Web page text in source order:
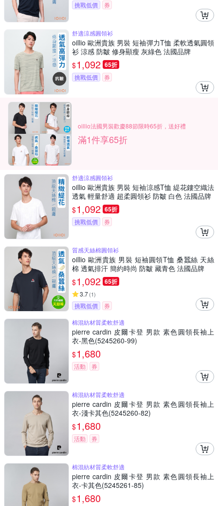
挑戰低價 券
舒適涼感圓領衫
oillio 歐洲貴族 男裝 短袖彈力T恤 柔軟透氣圓領
衫 涼感 防皺 修身顯瘦 灰綠色 法國品牌
$1,092 65折
挑戰低價 券
oillio法國男裝歡慶88節限時65折，送好禮
滿1件享65折
舒適涼感圓領衫
oillio 歐洲貴族 男裝 短袖涼感T恤 緹花鏤空織法
透氣 輕量舒適 超柔圓領衫 防皺 白色 法國品牌
$1,092 65折
挑戰低價 券
質感天絲棉圓領衫
oillio 歐洲貴族 男裝 短袖圓領T恤 桑蠶絲 天絲
棉 透氣排汗 簡約時尚 防皺 藏青色 法國品牌
$1,092 65折
3.7(1)
挑戰低價
券
棉混紡材質柔軟舒適
pierre cardin 皮爾卡登 男款 素色圓領長袖上
衣-黑色(5245260-99)
$1,680
活動 券
棉混紡材質柔軟舒適
pierre cardin 皮爾卡登 男款 素色圓領長袖上
衣-淺卡其色(5245260-82)
$1,680
活動 券
棉混紡材質柔軟舒適
pierre cardin 皮爾卡登 男款 素色圓領長袖上
衣-卡其色(5245261-85)
$1,680